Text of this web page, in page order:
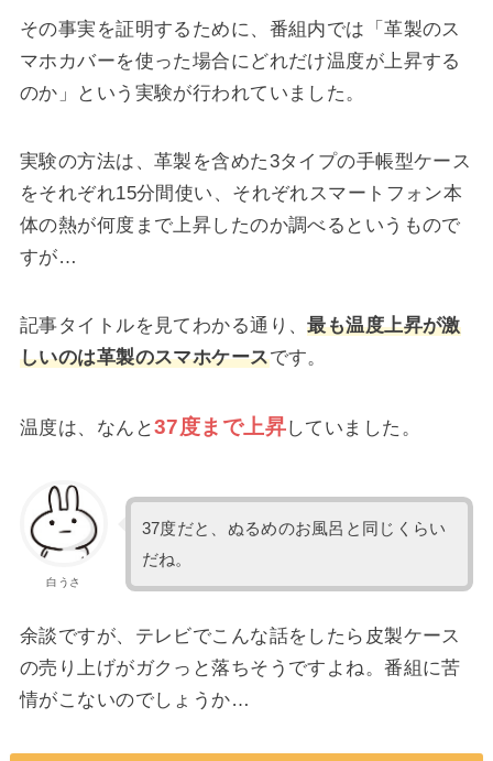
その事実を証明するために、番組内では「革製のス
マホカバーを使った場合にどれだけ温度が上昇する
のか」という実験が行われていました。
実験の方法は、革製を含めた3タイプの手帳型ケース
をそれぞれ15分間使い、それぞれスマートフォン本
体の熱が何度まで上昇したのか調べるというもので
すが…
記事タイトルを見てわかる通り、最も温度上昇が激
しいのは革製のスマホケースです。
温度は、なんと37度まで上昇していました。
白うさ
37度だと、ぬるめのお風呂と同じくらい
だね。
余談ですが、テレビでこんな話をしたら皮製ケース
の売り上げがガクっと落ちそうですよね。番組に苦
情がこないのでしょうか…